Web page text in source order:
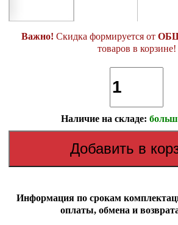
Важно! Скидка формируется от
товаров в корзине!
Наличие на складе:
Информация по срокам
оплаты, обмена и